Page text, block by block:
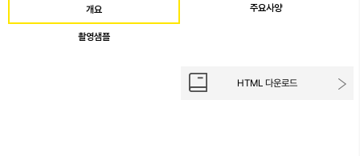
개요 주요사양
촬영샘플
HTML 다운로드